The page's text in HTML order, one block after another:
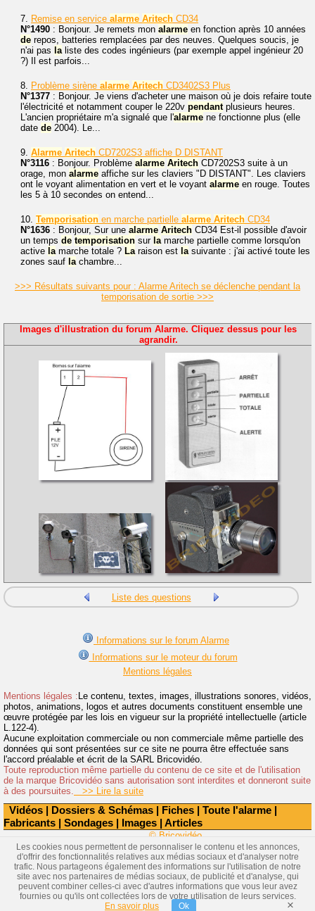
Vidéos | Dossiers & Schémas | Fiches | Toute l'alarme |
Fabricants | Sondages | Images | Articles
7. Remise en service alarme Aritech CD34
N°1490 : Bonjour. Je remets mon alarme en fonction après 10 années
de repos, batteries remplacées par des neuves. Quelques soucis, je
n'ai pas laliste des codes ingénieurs (par exemple appel ingénieur 20
?) Il est parfois...
8. Problème sirène alarme Aritech CD3402S3 Plus
N°1377 : Bonjour. Je viens d'acheter une maison où je dois refaire toute
l'électricité et notamment couper le 220v pendantplusieurs heures.
L'ancien propriétaire m'a signalé que l'alarme ne fonctionne plus (elle
date de 2004). Le...
9. Alarme Aritech CD7202S3 affiche D DISTANT
N°3116 : Bonjour. Problème alarme Aritech CD7202S3 suite à un
orage, mon alarme affiche sur les claviers "D DISTANT". Les claviers
ont le voyant alimentation en vert et le voyant alarme en rouge. Toutes
les 5 à 10 secondes on entend...
10. Temporisation en marche partielle alarme Aritech CD34
N°1636 : Bonjour, Sur une alarme Aritech CD34 Est-il possible d'avoir
un temps de temporisation sur lamarche partielle comme lorsqu'on
active lamarche totale ? Laraison est lasuivante : j'ai activé toute les
zones sauf lachambre...
>>> Résultats suivants pour : Alarme Aritech se déclenche pendant la
temporisation de sortie >>>
Images d'illustration du forum Alarme. Cliquez dessus pour les
agrandir.
Liste des questions
Informations sur le forum Alarme
Informations sur le moteur du forum
Mentions légales
Mentions légales : Le contenu, textes, images, illustrations sonores, vidéos,
photos, animations, logos et autres documents constituent ensemble une
œuvre protégée par les lois en vigueur sur la propriété intellectuelle (article
L.122-4).
Aucune exploitation commerciale ou non commerciale même partielle des
données qui sont présentées sur ce site ne pourra être effectuée sans
l'accord préalable et écrit de la SARL Bricovidéo.
Toute reproduction même partielle du contenu de ce site et de l'utilisation
de la marque Bricovidéo sans autorisation sont interdites et donneront suite
à des poursuites.
>> Lire la suite
© Bricovidéo
Les cookies nous permettent de personnaliser le contenu et les annonces,
d'offrir des fonctionnalités relatives aux médias sociaux et d'analyser notre
trafic. Nous partageons également des informations sur l'utilisation de notre
site avec nos partenaires de médias sociaux, de publicité et d'analyse, qui
peuvent combiner celles-ci avec d'autres informations que vous leur avez
fournies ou qu'ils ont collectées lors de votre utilisation de leurs services.
En savoir plus
Ok ×